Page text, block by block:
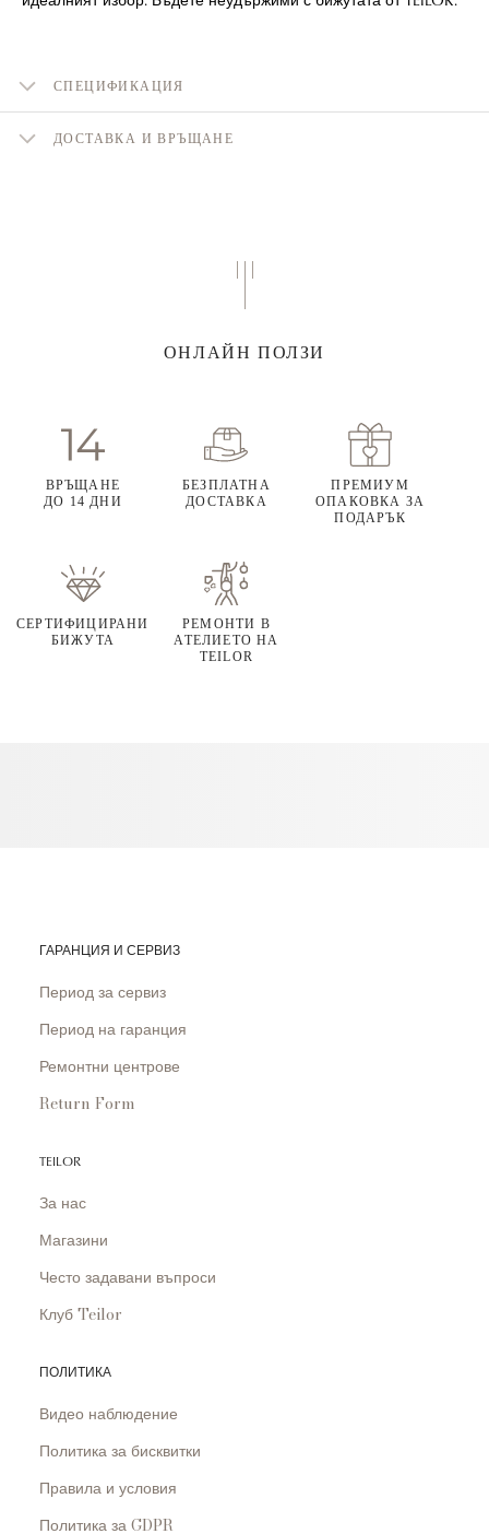
СПЕЦИФИКАЦИЯ
ДОСТАВКА И ВРЪЩАНЕ
ОНЛАЙН ПОЛЗИ
ВРЪЩАНЕ
ДО 14 ДНИ
БЕЗПЛАТНА
ДОСТАВКА
ПРЕМИУМ
ОПАКОВКА ЗА
ПОДАРЪК
СЕРТИФИЦИРАНИ
БИЖУТА
РЕМОНТИ В
АТЕЛИЕТО НА
TEILOR
ГАРАНЦИЯ И СЕРВИЗ
Период за сервиз
Период на гаранция
Ремонтни центрове
Return Form
TEILOR
За нас
Магазини
Често задавани въпроси
Клуб Teilor
ПОЛИТИКА
Видео наблюдение
Политика за бисквитки
Правила и условия
Политика за GDPR